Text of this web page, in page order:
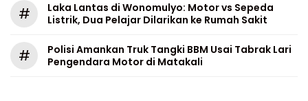
#
Laka Lantas di Wonomulyo: Motor vs Sepeda
Listrik, Dua Pelajar Dilarikan ke Rumah Sakit
#
Polisi Amankan Truk Tangki BBM Usai Tabrak Lari
Pengendara Motor di Matakali